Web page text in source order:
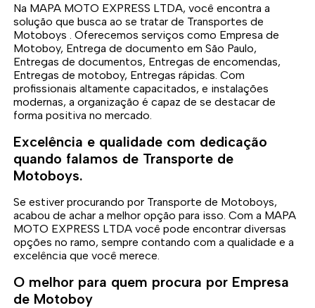
Na MAPA MOTO EXPRESS LTDA, você encontra a
solução que busca ao se tratar de Transportes de
Motoboys . Oferecemos serviços como Empresa de
Motoboy, Entrega de documento em São Paulo,
Entregas de documentos, Entregas de encomendas,
Entregas de motoboy, Entregas rápidas. Com
profissionais altamente capacitados, e instalações
modernas, a organização é capaz de se destacar de
forma positiva no mercado.
Excelência e qualidade com dedicação
quando falamos de Transporte de
Motoboys.
Se estiver procurando por Transporte de Motoboys,
acabou de achar a melhor opção para isso. Com a MAPA
MOTO EXPRESS LTDA você pode encontrar diversas
opções no ramo, sempre contando com a qualidade e a
excelência que você merece.
O melhor para quem procura por Empresa
de Motoboy